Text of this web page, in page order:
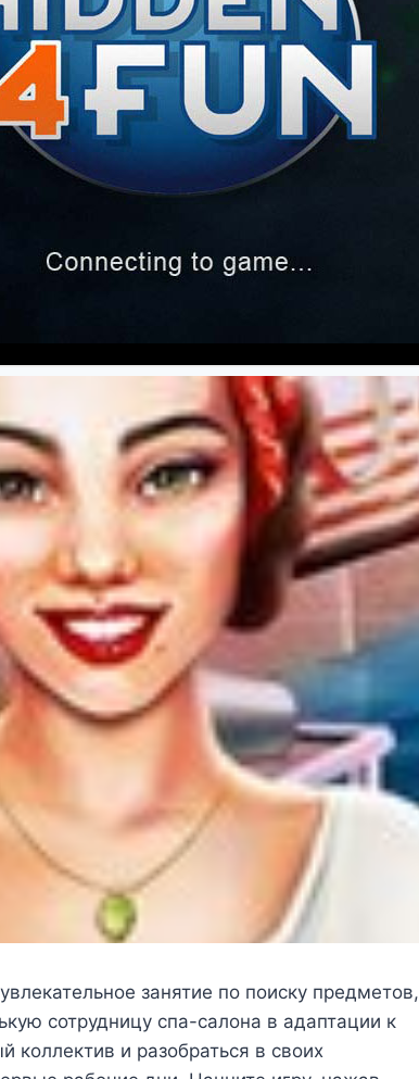
занятие по поиску предметов,
сотрудницу спа-салона в адаптации к
коллектив и разобраться в своих